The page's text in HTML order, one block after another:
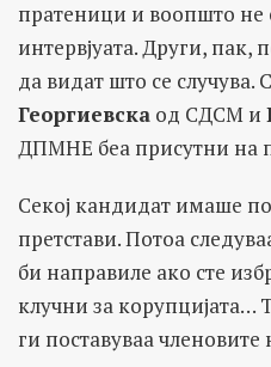
пратеници и воопшто не
интервјуата. Други,
да видат што се случува.
Георгиевска од СДСМ и
ДПМНЕ беа присутни на
Секој кандидат имаше
претстави. Потоа
би направиле ако сте
клучни за
ги поставуваа членовите